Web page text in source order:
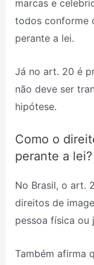
marcas e
todos conforme
perante a lei.
Já no art. 20 é
não deve ser
hipótese.
Como o
perante a lei?
No Brasil, o art.
direitos de
pessoa física ou
Também afirma